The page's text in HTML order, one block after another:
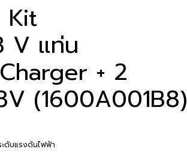
Kit
V แท่น
+ 2
(1600A001B8)
ะดับแรงดันไฟฟ้า